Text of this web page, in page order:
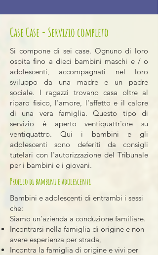
Case Case - Servizio completo
Si compone di sei case. Ognuno di loro
ospita fino a dieci bambini maschi e / o
adolescenti, accompagnati nel loro
sviluppo da una madre e un padre
sociale. I ragazzi trovano casa oltre al
riparo fisico, l'amore, l'affetto e il calore
di una vera famiglia. Questo tipo di
servizio è aperto ventiquattr'ore su
ventiquattro. Qui i bambini e gli
adolescenti sono deferiti da consigli
tutelari con l'autorizzazione del Tribunale
per i bambini e i giovani.
Profilo di bambini e adolescenti
Bambini e adolescenti di entrambi i sessi
che:
Siamo un'azienda a conduzione familiare.
Incontrarsi nella famiglia di origine e non
avere esperienza per strada,
Incontra la famiglia di origine e vivi per